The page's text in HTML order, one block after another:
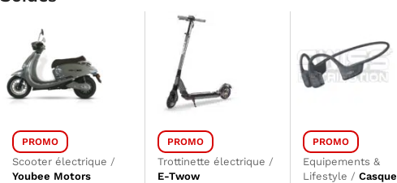
PROMO
Scooter électrique /
Youbee Motors
PROMO
Trottinette électrique /
E-Twow
PROMO
Equipements &
Lifestyle /Casque